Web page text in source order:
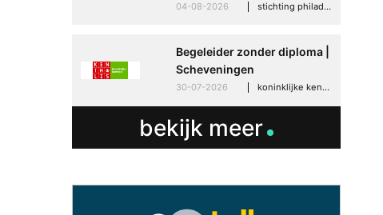
meer zelfvertrouwen: hoe
groeien in haar werk
30-06-2026
04-08-2026 stichting philadelphia zorg, den haag
Begeleider zonder diploma |
Scheveningen
30-07-2026 koninklijke kentalis, scheveningen
bekijk meer